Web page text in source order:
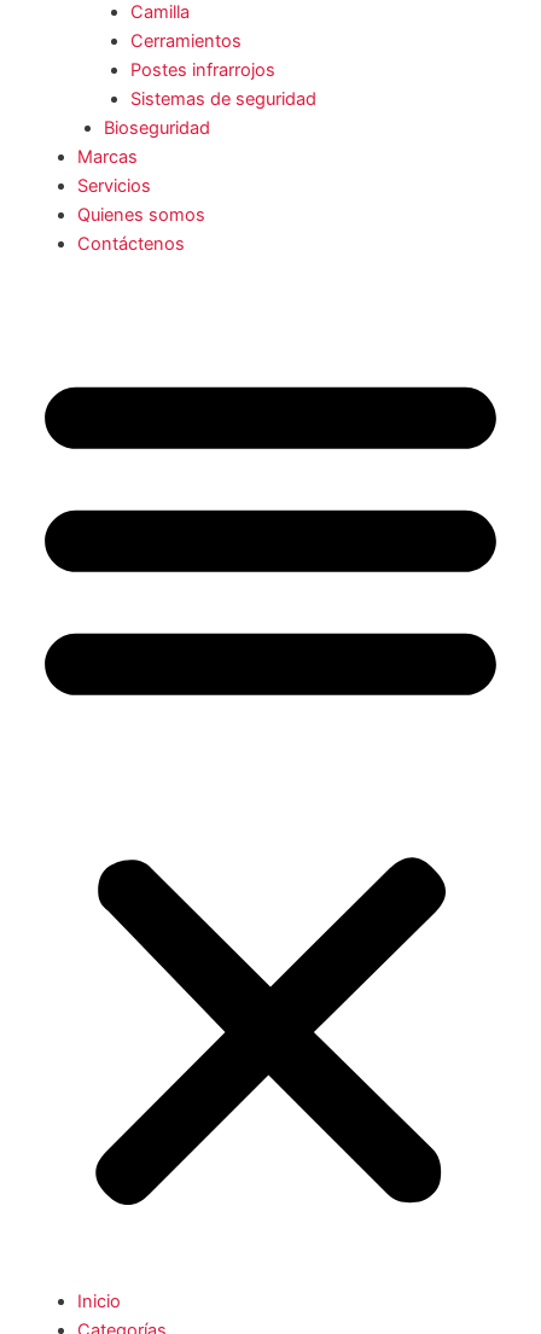
Camilla
Cerramientos
Postes infrarrojos
Sistemas de seguridad
Bioseguridad
Marcas
Servicios
Quienes somos
Contáctenos
Inicio